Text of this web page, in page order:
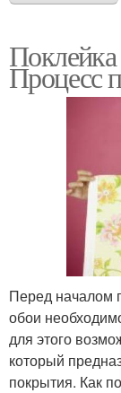
Поклейка
Процесс
Перед началом
обои
для этого
который
покрытия. Как